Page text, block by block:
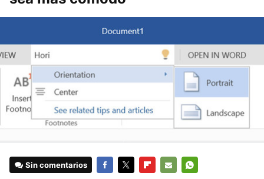
Sin comentarios